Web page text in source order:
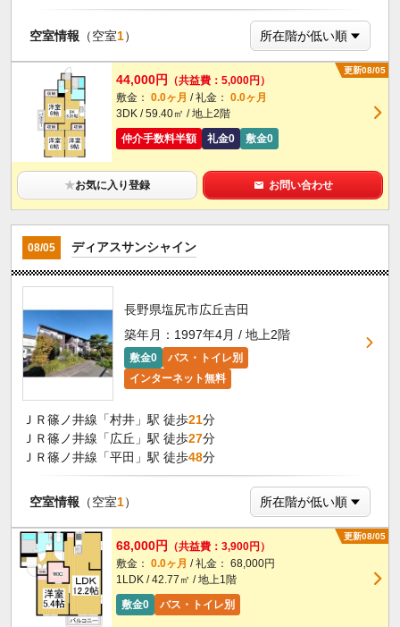
空室情報 （空室1）
更新08/05
44,000円
（共益費：5,000円）
敷金： 0.0ヶ月 / 礼金： 0.0ヶ月
3DK / 59.40㎡ / 地上2階
仲介手数料半額
礼金0 敷金0
★お気に入り登録 お問い合わせ
08/05 ディアスサンシャイン
長野県塩尻市広丘吉田
築年月：1997年4月 / 地上2階
敷金0
バス・トイレ別
インターネット無料
ＪＲ篠ノ井線「村井」駅 徒歩21分
ＪＲ篠ノ井線「広丘」駅 徒歩27分
ＪＲ篠ノ井線「平田」駅 徒歩48分
空室情報 （空室1）
更新08/05
68,000円
（共益費：3,900円）
敷金： 0.0ヶ月 / 礼金： 68,000円
1LDK / 42.77㎡ / 地上1階
敷金0
バス・トイレ別